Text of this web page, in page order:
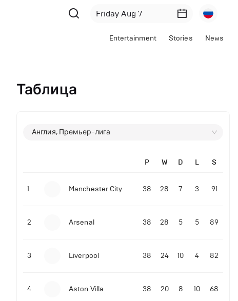
Entertainment Stories News
Таблица
Англия, Премьер-лига
P W D L S
1 Manchester City 38 28 7 3 91
2 Arsenal 38 28 5 5 89
3 Liverpool 38 24 10 4 82
4 Aston Villa 38 20 8 10 68